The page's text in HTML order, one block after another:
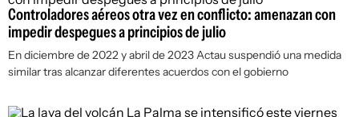
Controladores aéreos otra vez en conflicto: amenazan con
impedir despegues a principios de julio
En diciembre de 2022 y abril de 2023 Actau suspendió una medida
similar tras alcanzar diferentes acuerdos con el gobierno